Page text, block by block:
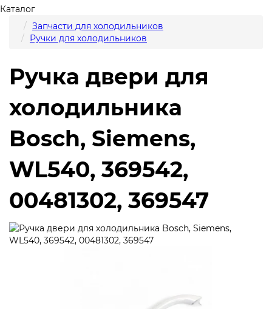
Каталог
Запчасти для холодильников
Ручки для холодильников
Ручка двери для
холодильника
Bosch, Siemens,
WL540, 369542,
00481302, 369547